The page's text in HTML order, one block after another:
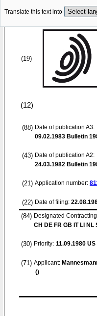
Translate this text into
(19)
(12)
(88) Date of publication A3:
09.02.1983 Bulletin
(43) Date of publication A2:
24.03.1982 Bulletin
(21) Application number:
(22) Date of filing:
(84) Designated
CH DE FR GB IT LI NL
(30) Priority: 11.09.1980 US
(71) Applicant:
()